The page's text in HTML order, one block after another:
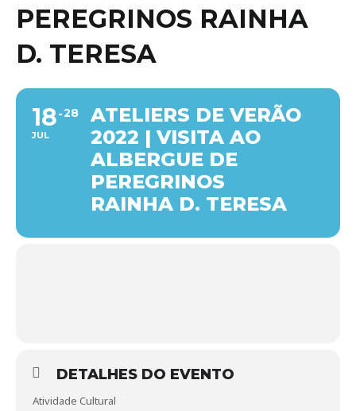
PEREGRINOS RAINHA
D. TERESA
18
JUL
28
ATELIERS DE VERÃO
2022 | VISITA AO
ALBERGUE DE
PEREGRINOS
RAINHA D. TERESA
DETALHES DO EVENTO
Atividade Cultural